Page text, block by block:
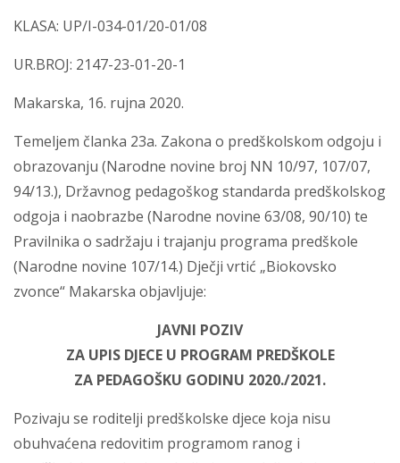
KLASA: UP/I-034-01/20-01/08
UR.BROJ: 2147-23-01-20-1
Makarska, 16. rujna 2020.
Temeljem članka 23a. Zakona o predškolskom odgoju i
obrazovanju (Narodne novine broj NN 10/97, 107/07,
94/13.), Državnog pedagoškog standarda predškolskog
odgoja i naobrazbe (Narodne novine 63/08, 90/10) te
Pravilnika o sadržaju i trajanju programa predškole
(Narodne novine 107/14.) Dječji vrtić „Biokovsko
zvonce“ Makarska objavljuje:
JAVNI POZIV
ZA UPIS DJECE U PROGRAM PREDŠKOLE
ZA PEDAGOŠKU GODINU 2020./2021.
Pozivaju se roditelji predškolske djece koja nisu
obuhvaćena redovitim programom ranog i